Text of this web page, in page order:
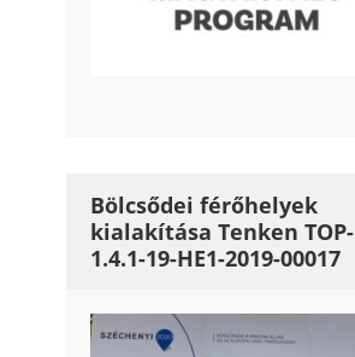
Bölcsődei férőhelyek
kialakítása Tenken TOP-
1.4.1-19-HE1-2019-00017